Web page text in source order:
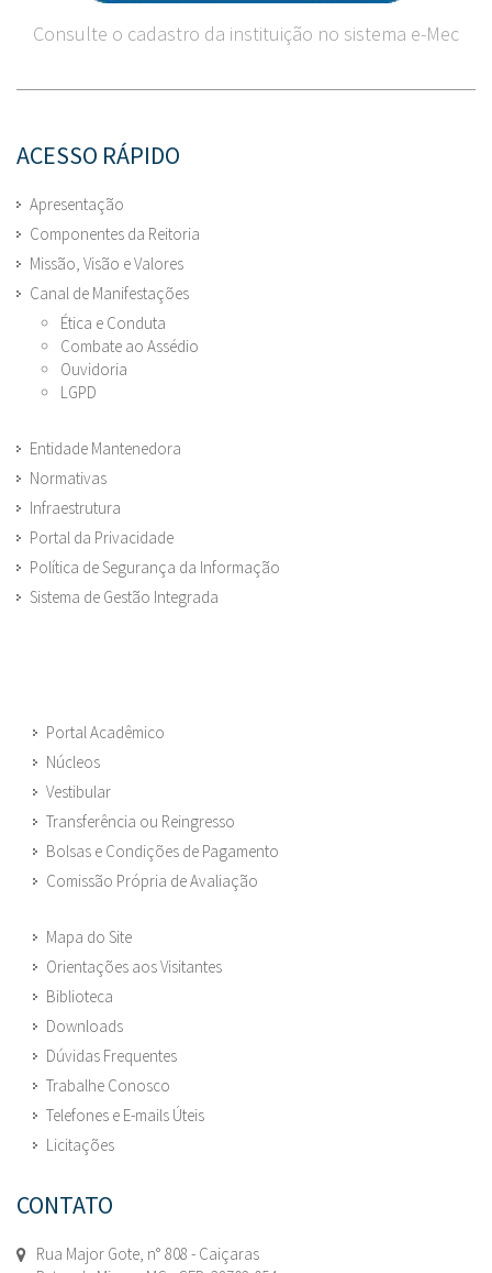
Consulte o cadastro da instituição no sistema e-Mec
ACESSO RÁPIDO
Apresentação
Componentes da Reitoria
Missão, Visão e Valores
Canal de Manifestações
Ética e Conduta
Combate ao Assédio
Ouvidoria
LGPD
Entidade Mantenedora
Normativas
Infraestrutura
Portal da Privacidade
Política de Segurança da Informação
Sistema de Gestão Integrada
Portal Acadêmico
Núcleos
Vestibular
Transferência ou Reingresso
Bolsas e Condições de Pagamento
Comissão Própria de Avaliação
Mapa do Site
Orientações aos Visitantes
Biblioteca
Downloads
Dúvidas Frequentes
Trabalhe Conosco
Telefones e E-mails Úteis
Licitações
CONTATO
Rua Major Gote, n° 808 - Caiçaras